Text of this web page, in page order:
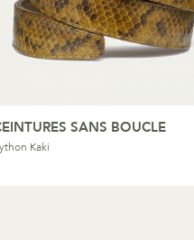
SANS BOUCLE
Kaki